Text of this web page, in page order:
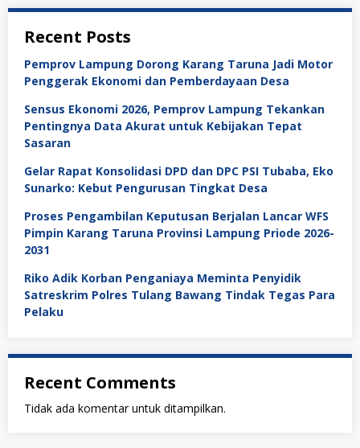
Recent Posts
Pemprov Lampung Dorong Karang Taruna Jadi Motor
Penggerak Ekonomi dan Pemberdayaan Desa
Sensus Ekonomi 2026, Pemprov Lampung Tekankan
Pentingnya Data Akurat untuk Kebijakan Tepat
Sasaran
Gelar Rapat Konsolidasi DPD dan DPC PSI Tubaba, Eko
Sunarko: Kebut Pengurusan Tingkat Desa
Proses Pengambilan Keputusan Berjalan Lancar WFS
Pimpin Karang Taruna Provinsi Lampung Priode 2026-
2031
Riko Adik Korban Penganiaya Meminta Penyidik
Satreskrim Polres Tulang Bawang Tindak Tegas Para
Pelaku
Recent Comments
Tidak ada komentar untuk ditampilkan.